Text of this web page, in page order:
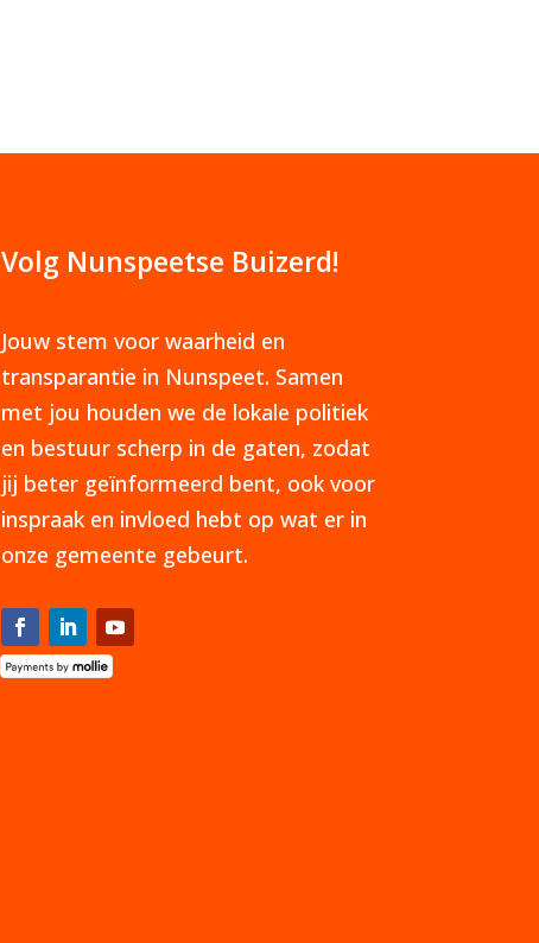
Volg Nunspeetse Buizerd!
Jouw stem voor waarheid en
transparantie in Nunspeet. Samen
met jou houden we de lokale politiek
en bestuur scherp in de gaten, zodat
jij beter geïnformeerd bent, ook voor
inspraak en invloed hebt op wat er in
onze gemeente gebeurt.